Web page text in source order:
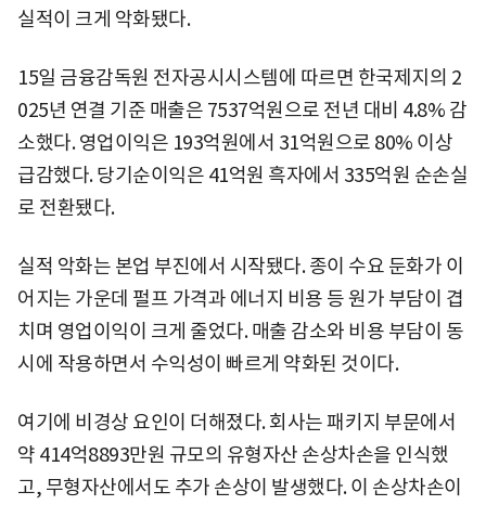
실적이 크게 악화됐다.
15일 금융감독원 전자공시시스템에 따르면 한국제지의 2
025년 연결 기준 매출은 7537억원으로 전년 대비 4.8% 감
소했다. 영업이익은 193억원에서 31억원으로 80% 이상
급감했다. 당기순이익은 41억원 흑자에서 335억원 순손실
로 전환됐다.
실적 악화는 본업 부진에서 시작됐다. 종이 수요 둔화가 이
어지는 가운데 펄프 가격과 에너지 비용 등 원가 부담이 겹
치며 영업이익이 크게 줄었다. 매출 감소와 비용 부담이 동
시에 작용하면서 수익성이 빠르게 약화된 것이다.
여기에 비경상 요인이 더해졌다. 회사는 패키지 부문에서
약 414억8893만원 규모의 유형자산 손상차손을 인식했
고, 무형자산에서도 추가 손상이 발생했다. 이 손상차손이